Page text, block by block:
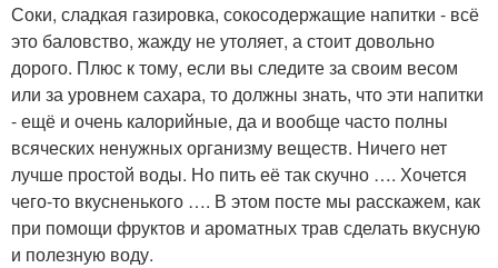
Соки, сладкая газировка, сокосодержащие напитки - всё
это баловство, жажду не утоляет, а стоит довольно
дорого. Плюс к тому, если вы следите за своим весом
или за уровнем сахара, то должны знать, что эти напитки
- ещё и очень калорийные, да и вообще часто полны
всяческих ненужных организму веществ. Ничего нет
лучше простой воды. Но пить её так скучно …. Хочется
чего-то вкусненького …. В этом посте мы расскажем, как
при помощи фруктов и ароматных трав сделать вкусную
и полезную воду.